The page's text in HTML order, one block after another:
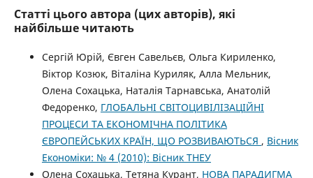
Статті цього автора (цих авторів), які
найбільше читають
Сергій Юрій, Євген Савельєв, Ольга Кириленко,
Віктор Козюк, Віталіна Куриляк, Алла Мельник,
Олена Сохацька, Наталія Тарнавська, Анатолій
Федоренко, ГЛОБАЛЬНІ СВІТОЦИВІЛІЗАЦІЙНІ
ПРОЦЕСИ ТА ЕКОНОМІЧНА ПОЛІТИКА
ЄВРОПЕЙСЬКИХ КРАЇН, ЩО РОЗВИВАЮТЬСЯ , Вісник
Економіки: № 4 (2010): Вісник ТНЕУ
Олена Сохацька, Тетяна Курант, НОВА ПАРАДИГМА